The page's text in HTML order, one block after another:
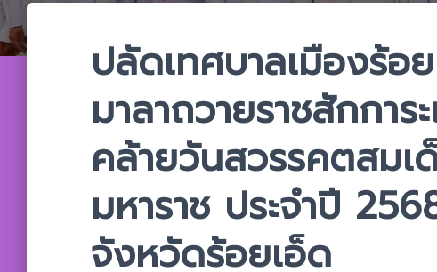
ปลัดเทศบาลเมืองร้
มาลาถวายราชสักการ
คล้ายวันสวรรคตสมเ
มหาราช ประจำปี
จังหวัดร้อยเอ็ด